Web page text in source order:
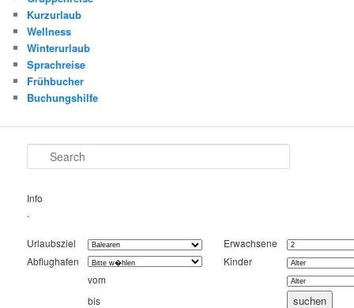
Kurzurlaub
Wellness
Winterurlaub
Sprachreise
Frühbucher
Buchungshilfe
Search
Info
.
Urlaubsziel
Erwachsene
Abflughafen
Kinder
vom
bis